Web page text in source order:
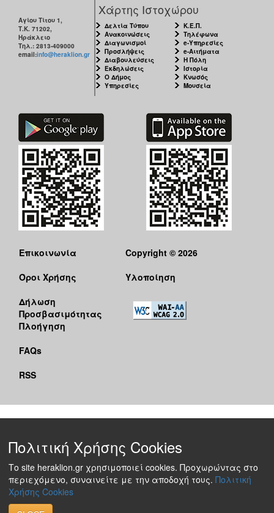
ΔΗΜΟΣ
Αγίου Τίτου 1,
Τ.Κ. 71202,
Ηράκλειο
Τηλ.: 2813-409000
email:info@heraklion.gr
Χάρτης Ιστοχώρου
Δελτία Τύπου
Ανακοινώσεις
Διαγωνισμοί
Προσλήψεις
Διαβουλεύσεις
Εκδηλώσεις
Ο Δήμος
Υπηρεσίες
Κ.Ε.Π.
Τηλέφωνα
e-Υπηρεσίες
e-Αιτήματα
Η Πόλη
Ιστορία
Κνωσός
Μουσεία
Επικοινωνία
Όροι Χρήσης
Δήλωση
Προσβασιμότητας
Πλοήγηση
FAQs
RSS
Copyright © 2026
Υλοποίηση
Πολιτική Χρήσης Cookies
Το site heraklion.gr χρησιμοποιεί cookies. Προχωρώντας στο
περιεχόμενο, συναινείτε με την αποδοχή τους. Πολιτική
Χρήσης Cookies